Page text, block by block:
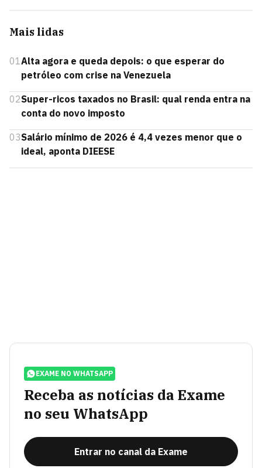
Mais lidas
01Alta agora e queda depois: o que esperar do
petróleo com crise na Venezuela
02Super-ricos taxados no Brasil: qual renda entra na
conta do novo imposto
03Salário mínimo de 2026 é 4,4 vezes menor que o
ideal, aponta DIEESE
EXAME NO WHATSAPP
Receba as notícias da Exame
no seu WhatsApp
Entrar no canal da Exame